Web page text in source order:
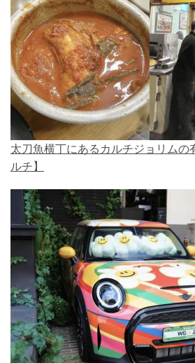
太刀魚横丁にあるカルチジョリムの
ルチ】